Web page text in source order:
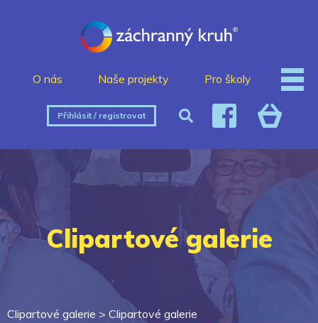
O nás Naše projekty Pro školy
Přihlásit / registrovat
Clipartové galerie
Clipartové galerie > Clipartové galerie